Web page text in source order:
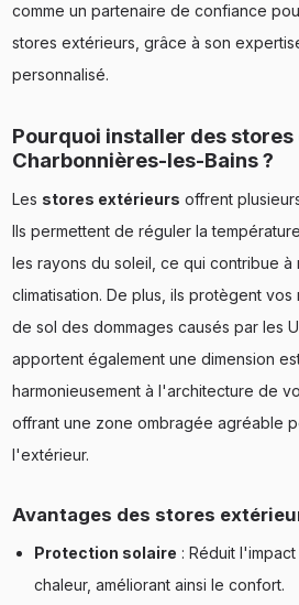
comme un partenaire de confiance
stores extérieurs, grâce à son
personnalisé.
Pourquoi installer des
Charbonnières-les-Bains ?
Les stores extérieurs offrent
Ils permettent de réguler la
les rayons du soleil, ce qui contribue
climatisation. De plus, ils protègent
de sol des dommages causés par les
apportent également une dimension
harmonieusement à l'architecture de
offrant une zone ombragée agréable
l'extérieur.
Avantages des stores
Protection solaire : Réduit
chaleur, améliorant ainsi le confort.